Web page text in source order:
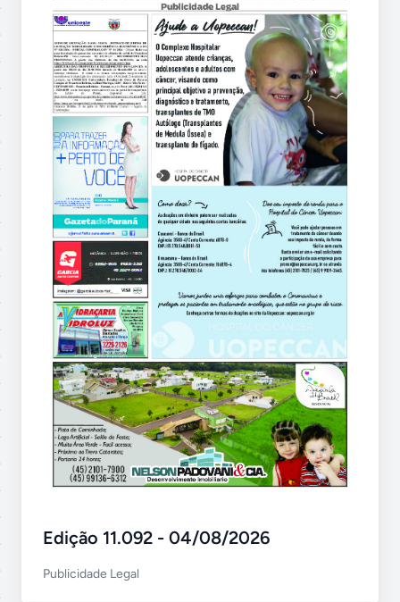
Edição 11.092 - 04/08/2026
Publicidade Legal